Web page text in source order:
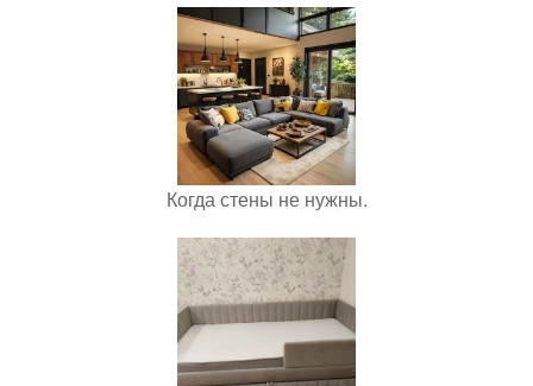
Когда стены не нужны.